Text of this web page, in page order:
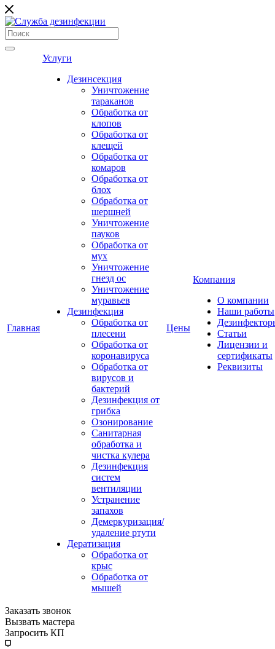
Главная
Услуги
Дезинсекция
Уничтожение
тараканов
Обработка от
клопов
Обработка от
клещей
Обработка от
комаров
Обработка от
блох
Обработка от
шершней
Уничтожение
пауков
Обработка от
мух
Уничтожение
гнезд ос
Уничтожение
муравьев
Дезинфекция
Обработка от
плесени
Обработка от
коронавируса
Обработка от
вирусов и
бактерий
Дезинфекция от
грибка
Озонирование
Санитарная
обработка и
чистка кулера
Дезинфекция
систем
вентиляции
Устранение
запахов
Демеркуризация/
удаление ртути
Дератизация
Обработка от
крыс
Обработка от
мышей
Цены
Компания
О компании
Наши работы
Статьи
Лицензии и
сертификаты
Реквизиты
Заказать звонок
Вызвать мастера
Запросить КП